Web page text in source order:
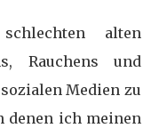
alten
Rauchens und
Medien zu
denen ich meinen